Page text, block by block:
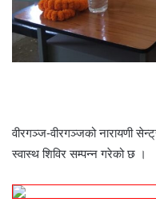
वीरगञ्ज-वीरगञ्जको नारायणी
स्वास्थ शिविर सम्पन्न गरेको छ ।